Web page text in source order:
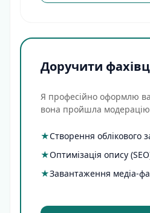
Доручити
Я професійно оформлю
вона пройшла
★Створення облікового
★Оптимізація опису
★Завантаження медіа-